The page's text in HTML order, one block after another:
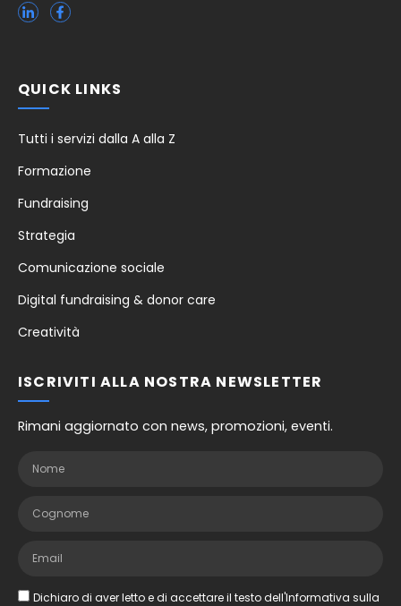
QUICK LINKS
Tutti i servizi dalla A alla Z
Formazione
Fundraising
Strategia
Comunicazione sociale
Digital fundraising & donor care
Creatività
ISCRIVITI ALLA NOSTRA NEWSLETTER
Rimani aggiornato con news, promozioni, eventi.
Dichiaro di aver letto e di accettare il testo dell'Informativa sulla